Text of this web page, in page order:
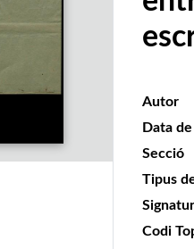
Autor
Data
Secció
Tipus
Codi